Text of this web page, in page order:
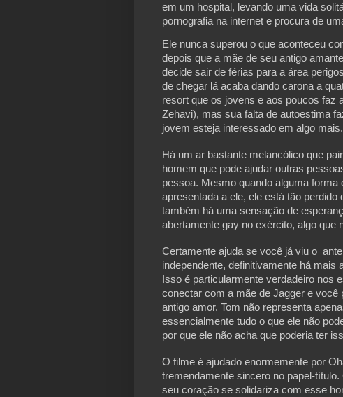
em um hospital, levando uma vida
pornografia na internet e procura de
Ele nunca superou o que aconteceu
depois que a mãe de seu antigo
decide sair de férias para a área
de chegar lá acaba dando carona a
resort que os jovens e aos poucos faz
Zehavi), mas sua falta de autoestima
jovem esteja interessado em algo mais.
Há um ar bastante melancólico que
homem que pode ajudar outras
pessoa. Mesmo quando alguma
apresentada a ele, ele está tão
também há uma sensação de
abertamente gay no exército, algo que
Certamente ajuda se você já viu o
independente, definitivamente há mais
Isso é particularmente verdadeiro nos
conectar com a mãe de Jagger e
antigo amor. Tom não representa
essencialmente tudo o que ele não
por que ele não acha que poderia ter
O filme é ajudado enormemente por
tremendamente sincero no papel-
seu coração se solidariza com esse